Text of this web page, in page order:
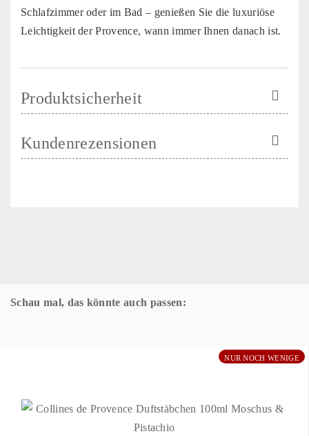
Schlafzimmer oder im Bad – genießen Sie die luxuriöse
Leichtigkeit der Provence, wann immer Ihnen danach ist.
Produktsicherheit
Kundenrezensionen
Schau mal, das könnte auch passen:
NUR NOCH WENIGE